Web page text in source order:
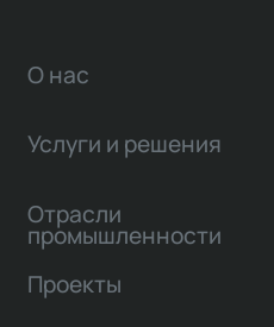
О нас
Услуги и решения
Отрасли
промышленности
Проекты